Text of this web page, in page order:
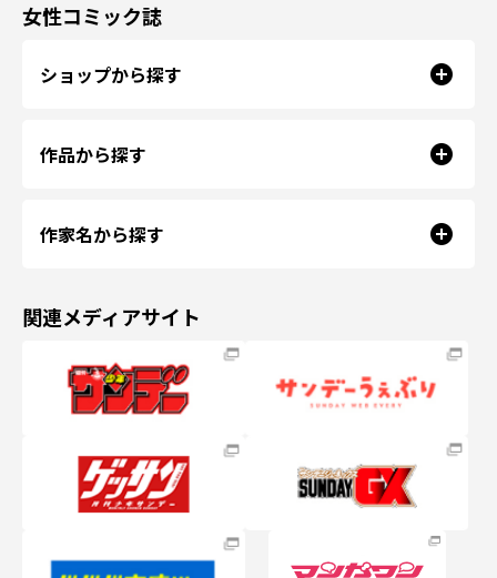
女性コミック誌
ショップから探す
作品から探す
作家名から探す
関連メディアサイト